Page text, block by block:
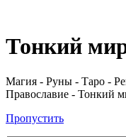
Тонкий
Магия - Руны - Таро -
Православие - Тонкий
Пропустить